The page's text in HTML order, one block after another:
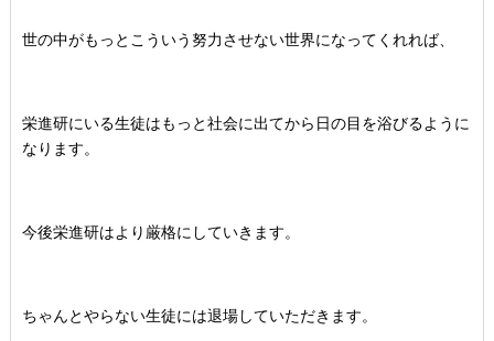
世の中がもっとこういう努力させない世界になってくれれば、
栄進研にいる生徒はもっと社会に出てから日の目を浴びるように
なります。
今後栄進研はより厳格にしていきます。
ちゃんとやらない生徒には退場していただきます。